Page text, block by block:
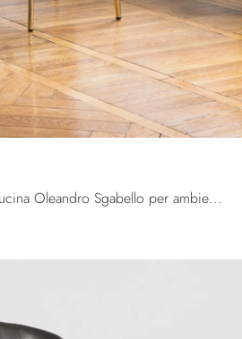
Ti offriamo la sedia da cucina Oleandro Sgabello per ambientazioni design, tra le più originali Sedie sgabelli di Calligaris.